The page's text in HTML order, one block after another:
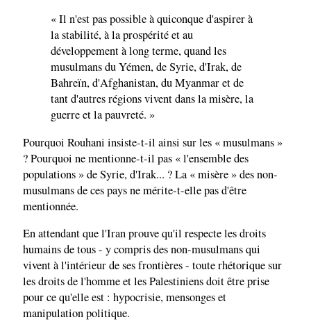
« Il n'est pas possible à quiconque d'aspirer à
la stabilité, à la prospérité et au
développement à long terme, quand les
musulmans du Yémen, de Syrie, d'Irak, de
Bahreïn, d'Afghanistan, du Myanmar et de
tant d'autres régions vivent dans la misère, la
guerre et la pauvreté. »
Pourquoi Rouhani insiste-t-il ainsi sur les « musulmans »
? Pourquoi ne mentionne-t-il pas « l'ensemble des
populations » de Syrie, d'Irak... ? La « misère » des non-
musulmans de ces pays ne mérite-t-elle pas d'être
mentionnée.
En attendant que l'Iran prouve qu'il respecte les droits
humains de tous - y compris des non-musulmans qui
vivent à l'intérieur de ses frontières - toute rhétorique sur
les droits de l'homme et les Palestiniens doit être prise
pour ce qu'elle est : hypocrisie, mensonges et
manipulation politique.